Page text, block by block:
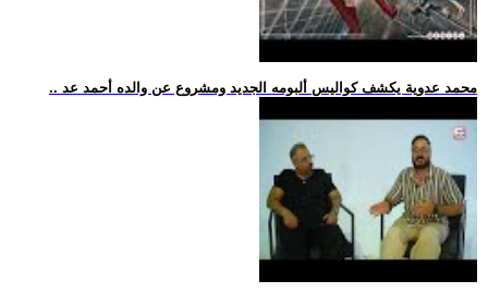
.. محمد عدوية يكشف كواليس ألبومه الجديد ومشروع عن والده أحمد عد